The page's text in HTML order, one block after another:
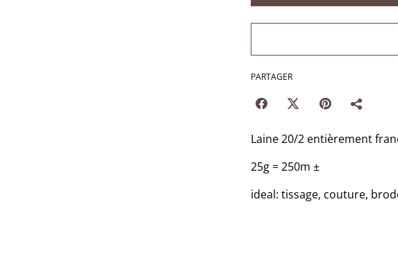
PARTAGER
Laine 20/2 entièrement
25g = 250m ±
ideal: tissage, couture,